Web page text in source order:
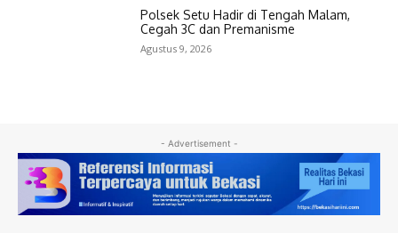
Polsek Setu Hadir di Tengah Malam,
Cegah 3C dan Premanisme
Agustus 9, 2026
- Advertisement -